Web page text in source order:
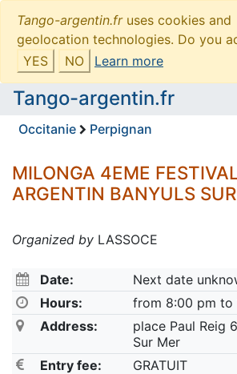
Tango-argentin.fruses cookies and
geolocation technologies. Do you
YES
NO Learn more
Tango-argentin.fr
Occitanie Perpignan
MILONGA 4EME
ARGENTIN BANYULS
Organized by LASSOCE
Date:
Next date
Hours:
from 8:00 pm to
Address:
place Paul Reig
Sur Mer
Entry fee:
GRATUIT